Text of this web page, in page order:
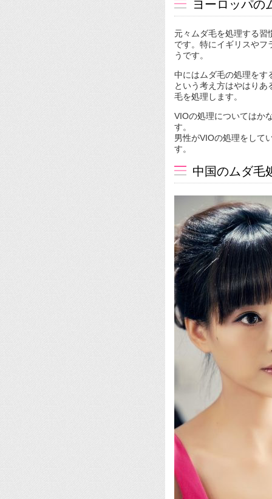
ヨーロッパの
元々ムダ毛を処理する習
です。特にイギリスやフ
うです。
中にはムダ毛の処理をす
という考え方はやはり
毛を処理します。
VIOの処理についてはか
す。
男性がVIOの処理をして
す。
中国のムダ毛